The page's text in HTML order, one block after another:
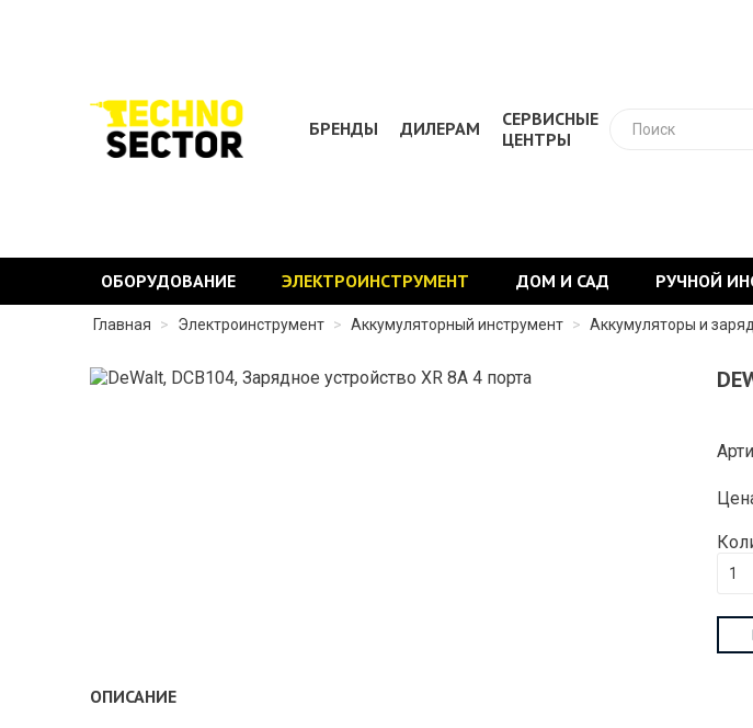
БРЕНДЫ ДИЛЕРАМ
СЕРВИСНЫЕ
ЦЕНТРЫ
ОБОРУДОВАНИЕ ЭЛЕКТРОИНСТРУМЕНТ ДОМ И САД РУЧНОЙ
Главная > Электроинструмент > Аккумуляторный инструмент > Аккумуляторы и
ОПИСАНИЕ